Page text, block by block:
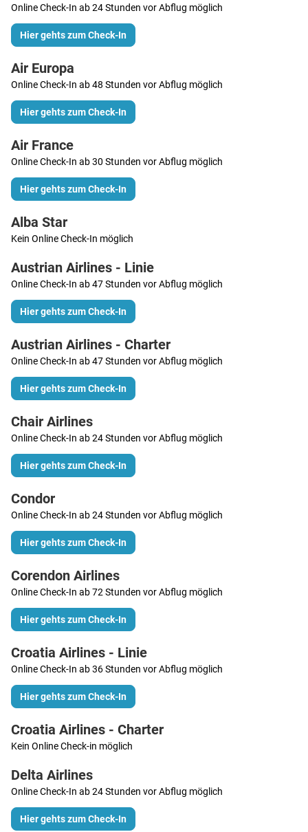
Online Check-In ab 24 Stunden vor Abflug möglich
Hier gehts zum Check-In
Air Europa
Online Check-In ab 48 Stunden vor Abflug möglich
Hier gehts zum Check-In
Air France
Online Check-In ab 30 Stunden vor Abflug möglich
Hier gehts zum Check-In
Alba Star
Kein Online Check-In möglich
Austrian Airlines - Linie
Online Check-In ab 47 Stunden vor Abflug möglich
Hier gehts zum Check-In
Austrian Airlines - Charter
Online Check-In ab 47 Stunden vor Abflug möglich
Hier gehts zum Check-In
Chair Airlines
Online Check-In ab 24 Stunden vor Abflug möglich
Hier gehts zum Check-In
Condor
Online Check-In ab 24 Stunden vor Abflug möglich
Hier gehts zum Check-In
Corendon Airlines
Online Check-In ab 72 Stunden vor Abflug möglich
Hier gehts zum Check-In
Croatia Airlines - Linie
Online Check-In ab 36 Stunden vor Abflug möglich
Hier gehts zum Check-In
Croatia Airlines - Charter
Kein Online Check-in möglich
Delta Airlines
Online Check-In ab 24 Stunden vor Abflug möglich
Hier gehts zum Check-In